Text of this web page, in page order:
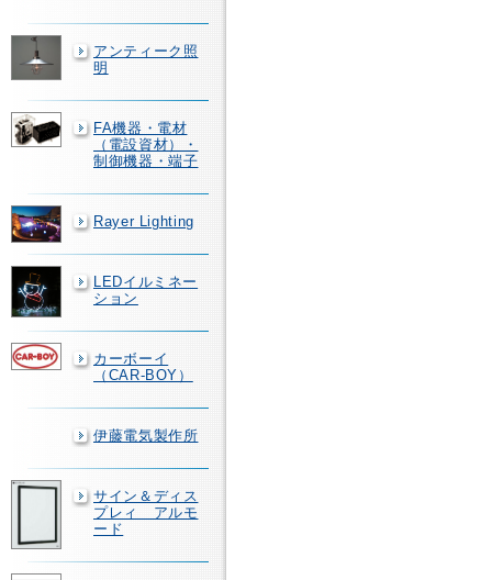
アンティーク照
明
FA機器・電材
（電設資材）・
制御機器・端子
Rayer Lighting
LEDイルミネー
ション
カーボーイ
（CAR-BOY）
伊藤電気製作所
サイン＆ディス
プレィ アルモ
ード